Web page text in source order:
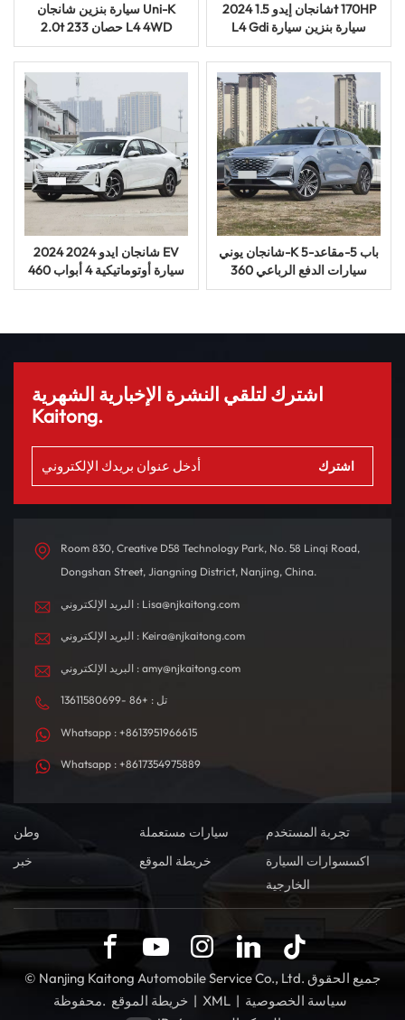
سيارة بنزين شانجان Uni-K
2.0t 233 حصان L4 4WD
سيارة بنزين
2024 شانجان إيدو 1.5t 170HP
L4 Gdi سيارة بنزين سيارة
أوتوماتيكية
2024 شانجان ايدو 2024 EV
460 سيارة أوتوماتيكية 4 أبواب
5 مقاعد
شانجان يوني-K 5-باب 5-مقاعد
سيارات الدفع الرباعي 360
درجة عرض بانورامي سيارة
اشترك لتلقي النشرة الإخبارية الشهرية
Kaitong.
Room 830, Creative D58 Technology Park, No. 58 Linqi Road,
Dongshan Street, Jiangning District, Nanjing, China.
البريد الإلكتروني : Lisa@njkaitong.com
البريد الإلكتروني : Keira@njkaitong.com
البريد الإلكتروني : amy@njkaitong.com
تل : +86 -13611580699
Whatsapp : +8613951966615
Whatsapp : +8617354975889
وطن سيارات مستعملة
تجربة المستخدم
خبر
خريطة الموقع
اكسسوارات السيارة
الخارجية
© Nanjing Kaitong Automobile Service Co., Ltd. جميع الحقوق
محفوظة. خريطة الموقع | XML | سياسة الخصوصية